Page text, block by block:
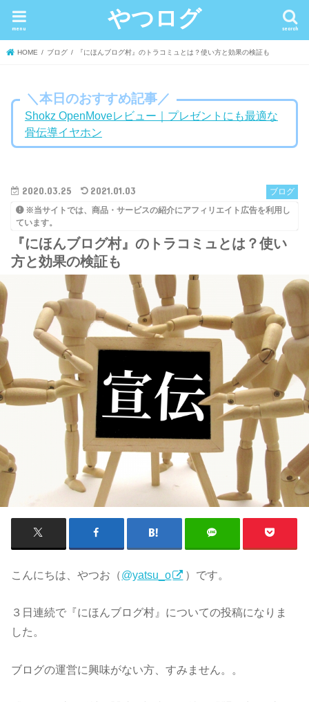
やつログ search
menu
HOME ブログ 『にほんブログ村』のトラコミュとは？使い方と効果の検証も
＼本日のおすすめ記事／
Shokz OpenMoveレビュー｜プレゼントにも最適な
骨伝導イヤホン
ブログ
2020.03.25 2021.01.03
※当サイトでは、商品・サービスの紹介にアフィリエイト広告を利用し
ています。
『にほんブログ村』のトラコミュとは？使い
方と効果の検証も
こんにちは、やつお（@yatsu_o ）です。
３日連続で『にほんブログ村』についての投稿になりま
した。
ブログの運営に興味がない方、すみません。。